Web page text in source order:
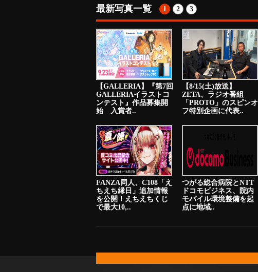
最新写真一覧 1 2 3
【GALLERIA】『第7回
GALLERIAイラストコ
ンテスト』作品募集開
始 入賞者..
【8/15(土)放送】
ZETA、ラジオ番組
「PROTO」のスピンオ
フ特別企画に代表..
FANZA同人、C108「え
ちえち縁日」追加情報
を公開！えちえちくじ
で最大10,..
つがる総合病院とNTT
ドコモビジネス、院内
モバイル環境整備を起
点に地域..